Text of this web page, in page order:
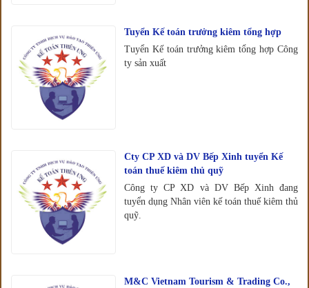
Tuyển Kế toán trưởng kiêm tổng hợp
Tuyển Kế toán trưởng kiêm tổng hợp Công
ty sản xuất
Cty CP XD và DV Bếp Xinh tuyển Kế
toán thuế kiêm thủ quỹ
Công ty CP XD và DV Bếp Xinh đang
tuyển dụng Nhân viên kế toán thuế kiêm thủ
quỹ.
M&C Vietnam Tourism & Trading Co.,